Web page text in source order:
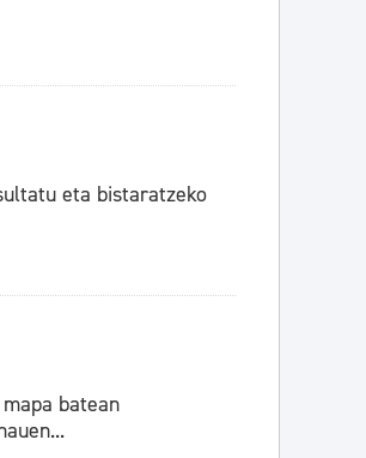
eta bistaratzeko
batean